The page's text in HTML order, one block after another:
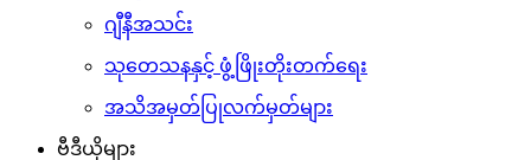
ဂျီနီအသင်း
သုတေသနနှင့် ဖွံ့ဖြိုးတိုးတက်ရေး
အသိအမှတ်ပြုလက်မှတ်များ
ဗီဒီယိုများ